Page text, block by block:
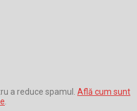
a reduce spamul. Află cum sunt